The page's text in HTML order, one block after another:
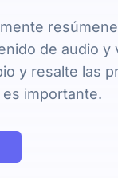
de audio y
y resalte las
importante.